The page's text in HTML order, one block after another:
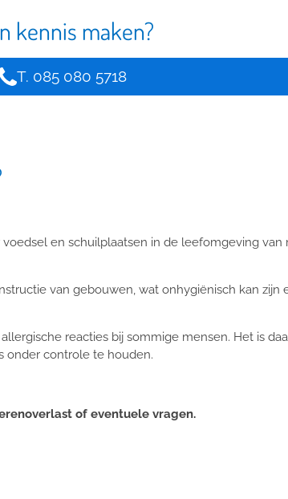
kennis maken?
T. 085 080 5718
en schuilplaatsen in de leefomgeving van
van gebouwen, wat onhygiënisch kan zijn
reacties bij sommige mensen. Het is
onder controle te houden.
of eventuele vragen.